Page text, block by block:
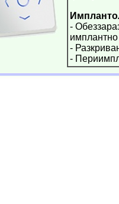
-
-
-